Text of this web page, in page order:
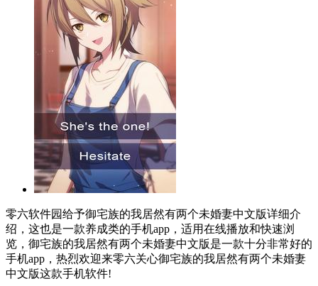
零六软件园给予御宅族的我居然有两个未婚妻中文版详细介
绍，这也是一款养成类的手机app，适用在线播放和快速浏
览，御宅族的我居然有两个未婚妻中文版是一款十分非常好的
手机app，热烈欢迎来零六关心御宅族的我居然有两个未婚妻
中文版这款手机软件!